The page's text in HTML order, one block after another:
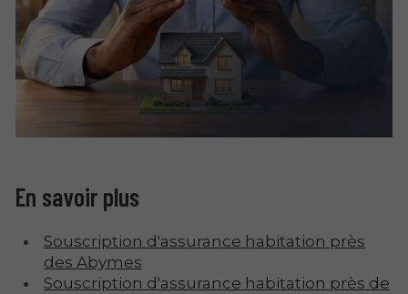
En savoir plus
Souscription d'assurance habitation près
des Abymes
Souscription d'assurance habitation près de